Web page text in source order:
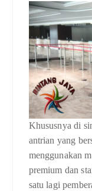
Khususnya di
antrian yang
menggunakan
premium dan
satu lagi